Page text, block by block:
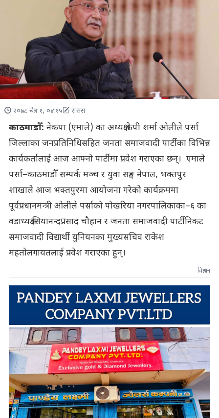
२०७८ चैत्र १, ०४:१५ रासस
काठमाडौँ: नेकपा (एमाले) का अध्यक्ष केपी शर्मा ओलीले पर्सा
जिल्लाका जनप्रतिनिधिसहित जनता समाजवादी पार्टीका विभिन्न
कार्यकर्तालाई आज आफ्नो पार्टीमा प्रवेश गराएका छन्। एमाले
पर्सा–काठमाडौँ सम्पर्क मञ्च र युवा सङ्घ नेपाल, भक्तपुर
शाखाले आज भक्तपुरमा आयोजना गरेको कार्यक्रममा
पूर्वप्रधानमन्त्री ओलीले पर्साको पोखरिया नगरपालिकाका–६ का
वडाध्यक्ष सियानन्दप्रसाद चौहान र जनता समाजवादी पार्टीनिकट
समाजवादी विद्यार्थी युनियनका मुख्यसचिव राकेश
महतोलगायतलाई प्रवेश गराएका हुन्।
विज्ञापन